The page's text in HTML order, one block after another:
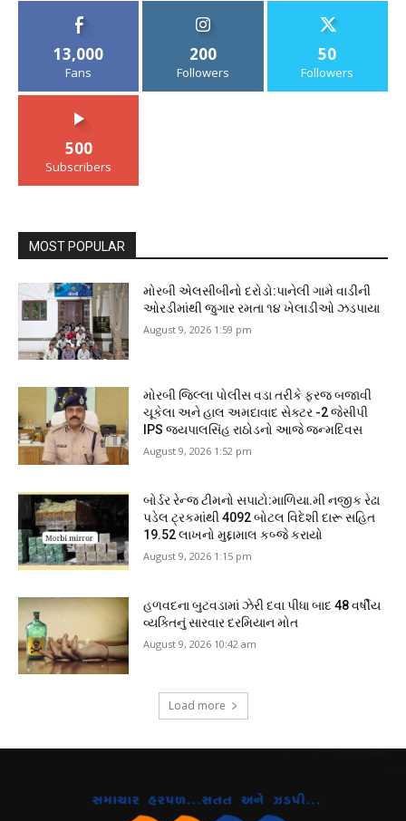
13,000
Fans
200
Followers
50
Followers
500
Subscribers
MOST POPULAR
મોરબી એલસીબીનો દરોડો:પાનેલી ગામે વાડીની
ઓરડીમાંથી જુગાર રમતા ૧૪ ખેલાડીઓ ઝડપાયા
August 9, 2026 1:59 pm
મોરબી જિલ્લા પોલીસ વડા તરીકે ફરજ બજાવી
ચૂકેલા અને હાલ અમદાવાદ સેક્ટર -2 જેસીપી
IPS જયપાલસિંહ રાઠોડનો આજે જન્મદિવસ
August 9, 2026 1:52 pm
બોર્ડર રેન્જ ટીમનો સપાટો:માળિયા.મી નજીક રેઢા
પડેલ ટ્રકમાંથી 4092 બોટલ વિદેશી દારૂ સહિત
19.52 લાખનો મુદ્દામાલ કબ્જે કરાયો
August 9, 2026 1:15 pm
હળવદના બુટવડામાં ઝેરી દવા પીધા બાદ 48 વર્ષીય
વ્યક્તિનું સારવાર દરમિયાન મોત
August 9, 2026 10:42 am
Load more